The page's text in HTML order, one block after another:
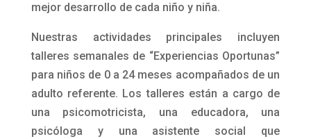
mejor desarrollo de cada niño y niña.
Nuestras actividades principales incluyen
talleres semanales de “Experiencias Oportunas”
para niños de 0 a 24 meses acompañados de un
adulto referente. Los talleres están a cargo de
una psicomotricista, una educadora, una
psicóloga y una asistente social que